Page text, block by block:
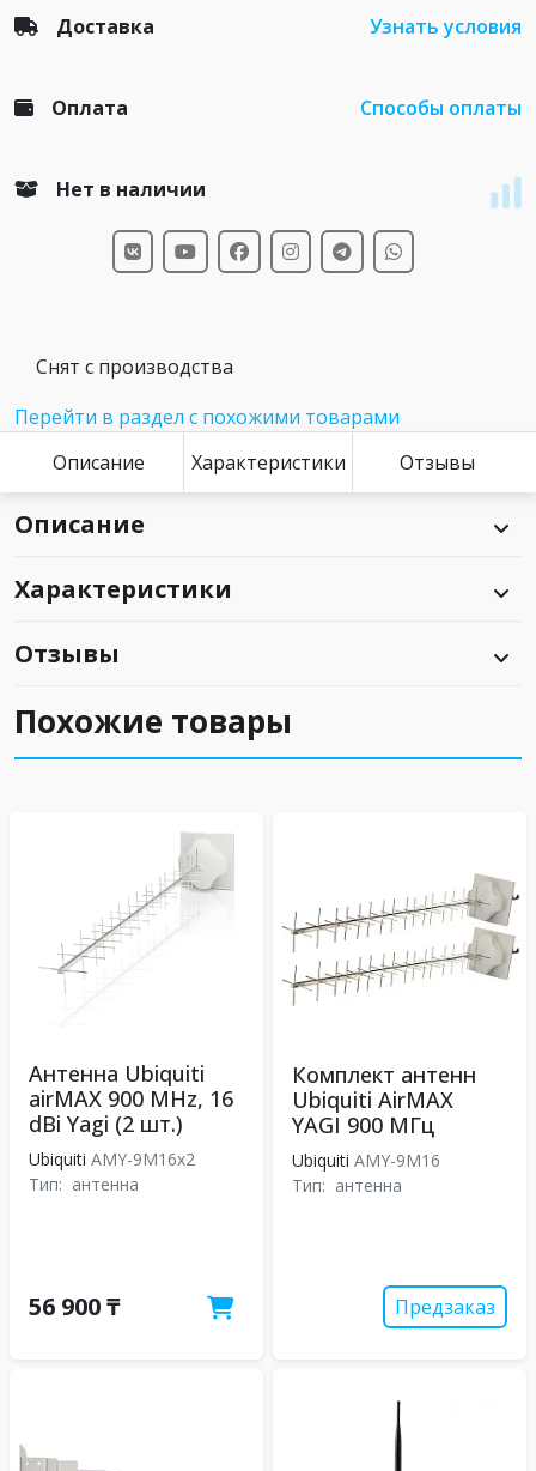
Доставка Узнать условия
Оплата Способы оплаты
Нет в наличии
Снят с производства
Перейти в раздел с похожими товарами
Описание
Характеристики Отзывы
Описание
Характеристики
Отзывы
Похожие товары
Антенна Ubiquiti
airMAX 900 MHz, 16
dBi Yagi (2 шт.)
Ubiquiti AMY-9M16x2
Тип: антенна
56 900 ₸
Комплект антенн
Ubiquiti AirMAX
YAGI 900 МГц
Ubiquiti AMY-9M16
Тип: антенна
Предзаказ